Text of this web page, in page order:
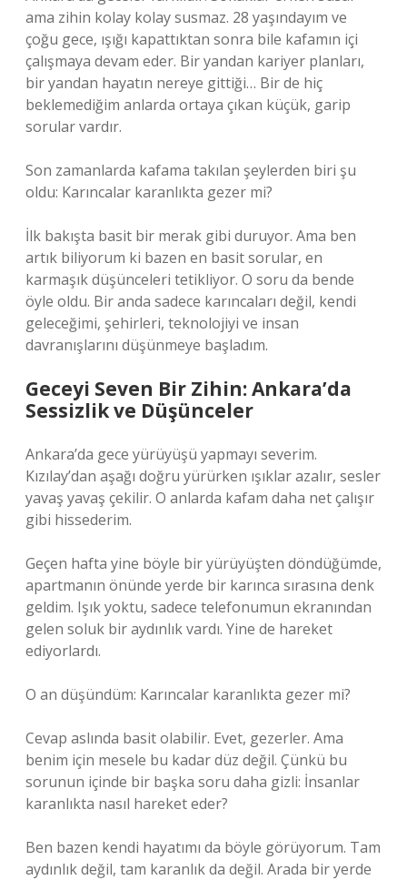
ama zihin kolay kolay susmaz. 28 yaşındayım ve
çoğu gece, ışığı kapattıktan sonra bile kafamın içi
çalışmaya devam eder. Bir yandan kariyer planları,
bir yandan hayatın nereye gittiği… Bir de hiç
beklemediğim anlarda ortaya çıkan küçük, garip
sorular vardır.
Son zamanlarda kafama takılan şeylerden biri şu
oldu: Karıncalar karanlıkta gezer mi?
İlk bakışta basit bir merak gibi duruyor. Ama ben
artık biliyorum ki bazen en basit sorular, en
karmaşık düşünceleri tetikliyor. O soru da bende
öyle oldu. Bir anda sadece karıncaları değil, kendi
geleceğimi, şehirleri, teknolojiyi ve insan
davranışlarını düşünmeye başladım.
Geceyi Seven Bir Zihin: Ankara’da
Sessizlik ve Düşünceler
Ankara’da gece yürüyüşü yapmayı severim.
Kızılay’dan aşağı doğru yürürken ışıklar azalır, sesler
yavaş yavaş çekilir. O anlarda kafam daha net çalışır
gibi hissederim.
Geçen hafta yine böyle bir yürüyüşten döndüğümde,
apartmanın önünde yerde bir karınca sırasına denk
geldim. Işık yoktu, sadece telefonumun ekranından
gelen soluk bir aydınlık vardı. Yine de hareket
ediyorlardı.
O an düşündüm: Karıncalar karanlıkta gezer mi?
Cevap aslında basit olabilir. Evet, gezerler. Ama
benim için mesele bu kadar düz değil. Çünkü bu
sorunun içinde bir başka soru daha gizli: İnsanlar
karanlıkta nasıl hareket eder?
Ben bazen kendi hayatımı da böyle görüyorum. Tam
aydınlık değil, tam karanlık da değil. Arada bir yerde